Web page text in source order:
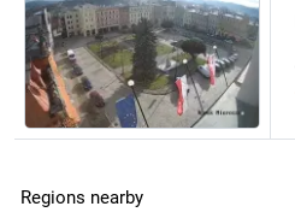
Regions nearby